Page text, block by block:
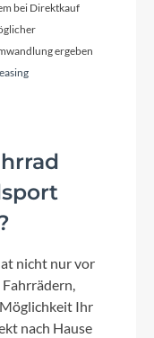
11-Speed
50T
bei Direktkauf
ergeben
nicht nur vor
Ihr
nach Hause